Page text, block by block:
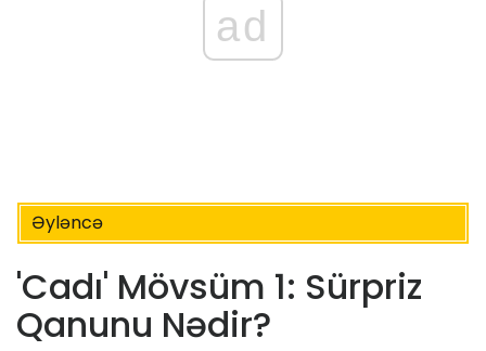
ad
Əyləncə
'Cadı' Mövsüm 1: Sürpriz
Qanunu Nədir?